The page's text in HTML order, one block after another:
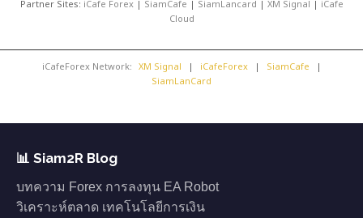
Partner Sites: iCafe Forex| SiamCafe | SiamLancard | XM Signal | iCafe
Cloud
iCafeForex Network: XM Signal | iCafeForex | SiamCafe
|
SiamLanCard
📊 Siam2R Blog
บทความ Forex การลงทุน EA Robot
วิเคราะห์ตลาด เทคโนโลยีการเงิน